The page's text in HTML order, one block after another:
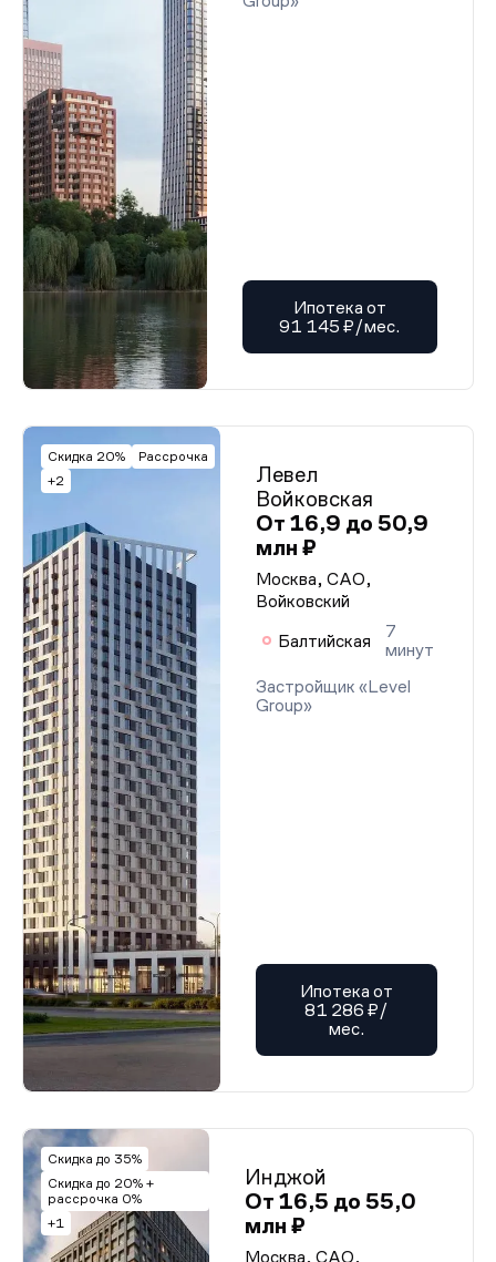
Ипотека от
91 145 ₽/мес.
Скидка 20%
Рассрочка
+2
Левел
Войковская
От 16,9 до 50,9
млн ₽
Москва, САО,
Войковский
Балтийская
7
минут
Застройщик «Level
Group»
Ипотека от
81 286 ₽/
мес.
Скидка до 35%
Скидка до 20% +
рассрочка 0%
+1
Инджой
От 16,5 до 55,0
млн ₽
Москва, САО,